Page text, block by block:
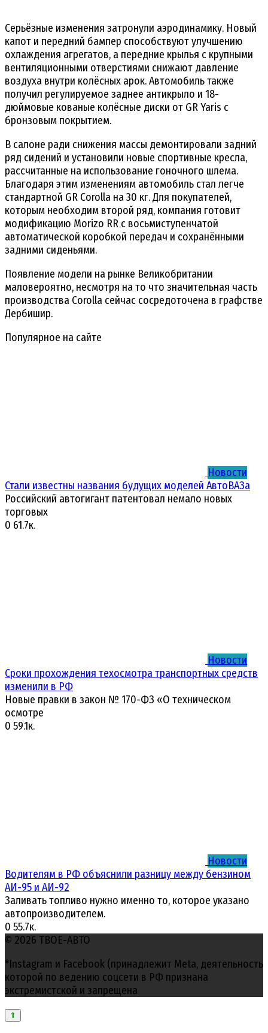
Серьёзные изменения затронули аэродинамику. Новый
капот и передний бампер способствуют улучшению
охлаждения агрегатов, а передние крылья с крупными
вентиляционными отверстиями снижают давление
воздуха внутри колёсных арок. Автомобиль также
получил регулируемое заднее антикрыло и 18-
дюймовые кованые колёсные диски от GR Yaris с
бронзовым покрытием.
В салоне ради снижения массы демонтировали задний
ряд сидений и установили новые спортивные кресла,
рассчитанные на использование гоночного шлема.
Благодаря этим изменениям автомобиль стал легче
стандартной GR Corolla на 30 кг. Для покупателей,
которым необходим второй ряд, компания готовит
модификацию Morizo RR с восьмиступенчатой
автоматической коробкой передач и сохранёнными
задними сиденьями.
Появление модели на рынке Великобритании
маловероятно, несмотря на то что значительная часть
производства Corolla сейчас сосредоточена в графстве
Дербишир.
Популярное на сайте
Новости
Стали известны названия будущих моделей АвтоВАЗа
Российский автогигант патентовал немало новых
торговых
0 61.7к.
Новости
Сроки прохождения техосмотра транспортных средств
изменили в РФ
Новые правки в закон № 170-ФЗ «О техническом
осмотре
0 59.1к.
Новости
Водителям в РФ объяснили разницу между бензином
АИ-95 и АИ-92
Заливать топливо нужно именно то, которое указано
автопроизводителем.
0 55.7к.
© 2026 ТВОЕ-АВТО
*Instagram и Facebook (принадлежит Meta, деятельность
которой по ведению соцсети в РФ признана
экстремистской и запрещена